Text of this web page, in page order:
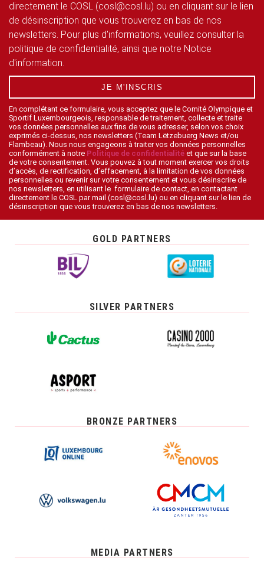
directement le COSL (cosl@cosl.lu) ou en cliquant sur le lien
de désinscription que vous trouverez en bas de nos
newsletters. Pour plus d'informations, veuillez consulter la
politique de confidentialité, ainsi que notre Notice
d'information.
JE M'INSCRIS
En complétant ce formulaire, vous acceptez que le Comité Olympique et
Sportif Luxembourgeois, responsable de traitement, collecte et traite
vos données personnelles aux fins de vous adresser, selon vos choix
exprimés ci-dessus, nos newsletters (Team Lëtzebuerg News et/ou
Flambeau). Nous nous engageons à traiter vos données personnelles
conformément à notre Politique de confidentialité et que sur la base
de votre consentement. Vous pouvez à tout moment exercer vos droits
d’accès, de rectification, d’effacement, à la limitation de vos données
personnelles ou revenir sur votre consentement et vous désinscrire de
nos newsletters, en utilisant le formulaire de contact, en contactant
directement le COSL par mail (cosl@cosl.lu) ou en cliquant sur le lien de
désinscription que vous trouverez en bas de nos newsletters.
GOLD PARTNERS
SILVER PARTNERS
BRONZE PARTNERS
MEDIA PARTNERS